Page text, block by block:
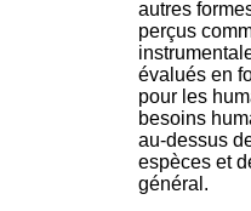
autres
perçus
évalués en
pour les
besoins
au-dessus
espèces et
général.